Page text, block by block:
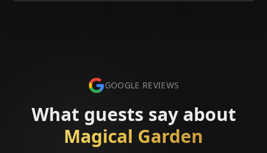
GOOGLE REVIEWS
What guests say about
Magical Garden